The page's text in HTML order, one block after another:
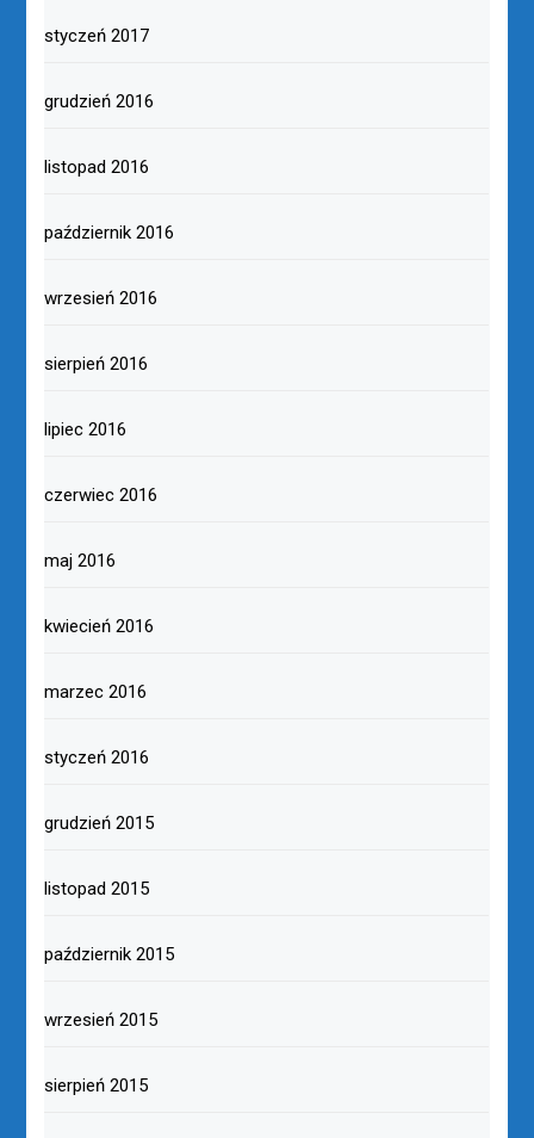
styczeń 2017
grudzień 2016
listopad 2016
październik 2016
wrzesień 2016
sierpień 2016
lipiec 2016
czerwiec 2016
maj 2016
kwiecień 2016
marzec 2016
styczeń 2016
grudzień 2015
listopad 2015
październik 2015
wrzesień 2015
sierpień 2015